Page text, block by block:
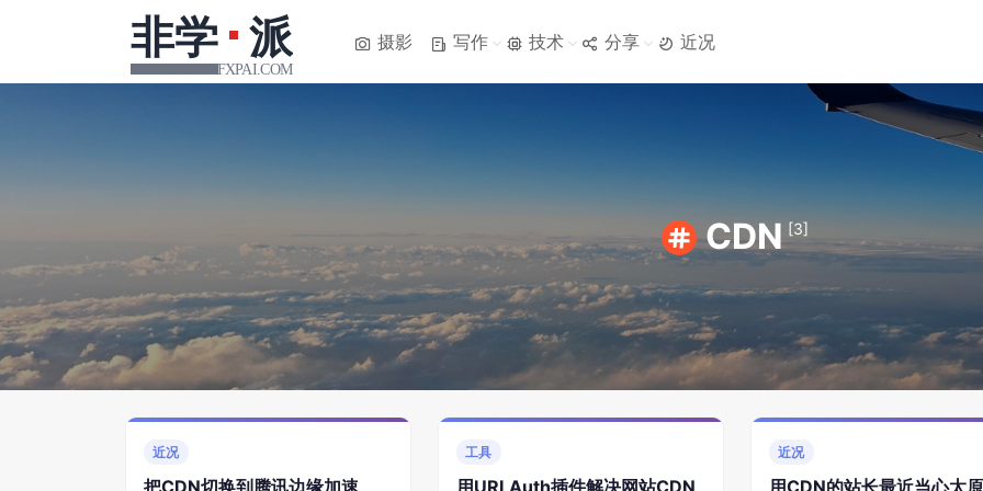
摄影 写作 技术 分享 近况
CDN [3]
近况
把CDN切换到腾讯边缘加速
工具
用URLAuth插件解决网站CDN
近况
用CDN的站长最近当心太